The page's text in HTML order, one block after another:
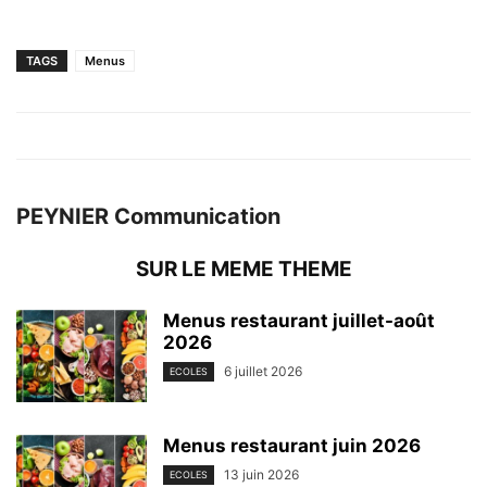
TAGS Menus
PEYNIER Communication
SUR LE MEME THEME
Menus restaurant juillet-août
2026
ECOLES 6 juillet 2026
Menus restaurant juin 2026
ECOLES 13 juin 2026